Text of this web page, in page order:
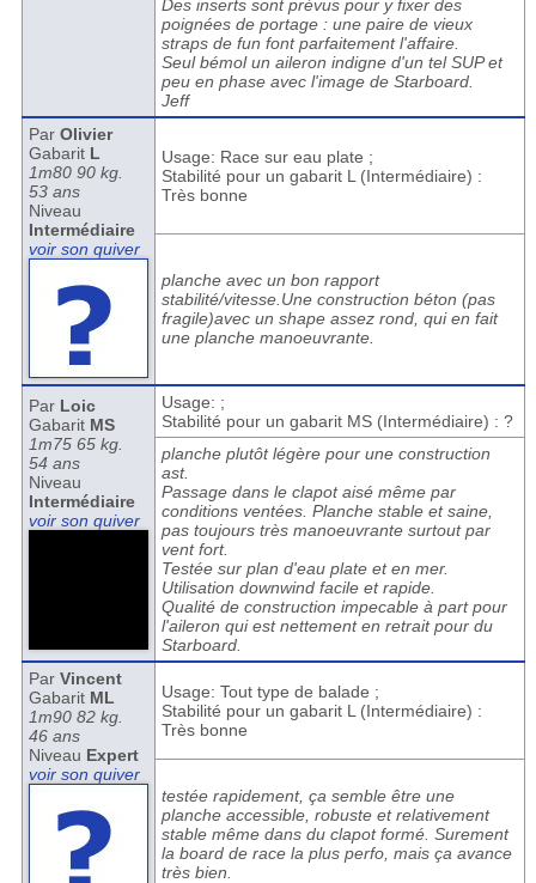
Des inserts sont prévus pour y fixer des
poignées de portage : une paire de vieux
straps de fun font parfaitement l'affaire.
Seul bémol un aileron indigne d'un tel SUP et
peu en phase avec l'image de Starboard.
Jeff
Par Olivier
Gabarit L
1m80 90 kg.
53 ans
Niveau
Intermédiaire
voir son quiver
Usage: Race sur eau plate ;
Stabilité pour un gabarit L (Intermédiaire) :
Très bonne
planche avec un bon rapport
stabilité/vitesse.Une construction béton (pas
fragile)avec un shape assez rond, qui en fait
une planche manoeuvrante.
Par Loic
Gabarit MS
1m75 65 kg.
54 ans
Niveau
Intermédiaire
voir son quiver
Usage: ;
Stabilité pour un gabarit MS (Intermédiaire) : ?
planche plutôt légère pour une construction
ast.
Passage dans le clapot aisé même par
conditions ventées. Planche stable et saine,
pas toujours très manoeuvrante surtout par
vent fort.
Testée sur plan d'eau plate et en mer.
Utilisation downwind facile et rapide.
Qualité de construction impecable à part pour
l'aileron qui est nettement en retrait pour du
Starboard.
Par Vincent
Gabarit ML
1m90 82 kg.
46 ans
Niveau Expert
voir son quiver
Usage: Tout type de balade ;
Stabilité pour un gabarit L (Intermédiaire) :
Très bonne
testée rapidement, ça semble être une
planche accessible, robuste et relativement
stable même dans du clapot formé. Surement
la board de race la plus perfo, mais ça avance
très bien.